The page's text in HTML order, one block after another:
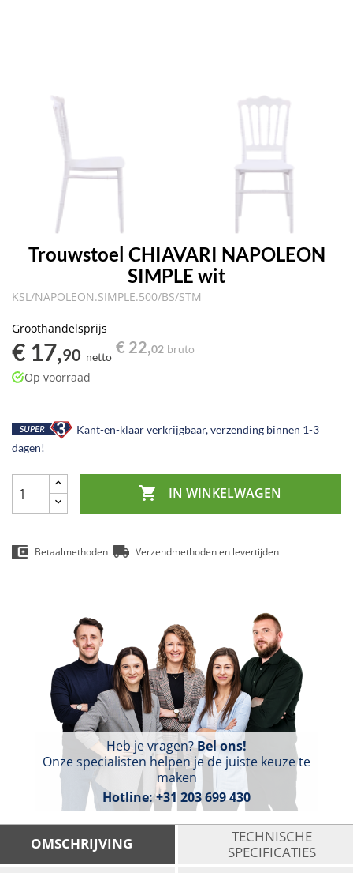
Trouwstoel CHIAVARI NAPOLEON
SIMPLE wit
KSL/NAPOLEON.SIMPLE.500/BS/STM
Groothandelsprijs
€ 17,90 netto
€ 22,02 bruto
Op voorraad
Kant-en-klaar verkrijgbaar, verzending binnen 1-3
dagen!
 IN WINKELWAGEN
Betaalmethoden Verzendmethoden en levertijden
Heb je vragen?Bel ons!
Onze specialisten helpen je de juiste keuze te
maken
Hotline:+31 203 699 430
OMSCHRIJVING
TECHNISCHE
SPECIFICATIES